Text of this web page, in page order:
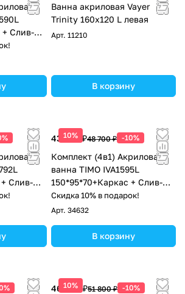
+ Слив-
Ванна акриловая Vayer
Trinity 160x120 L левая
Арт. 11210
В корзину
Слив-
10%
43 830 ₽48 700 ₽ -10%
Комплект (4в1) Акриловая
ванна TIMO IVA1595L
150*95*70+Каркас + Слив-
перелив+Фронтальная
панель
Скидка 10% в подарок!
Арт. 34632
В корзину
10%
46 620 ₽51 800 ₽ -10%